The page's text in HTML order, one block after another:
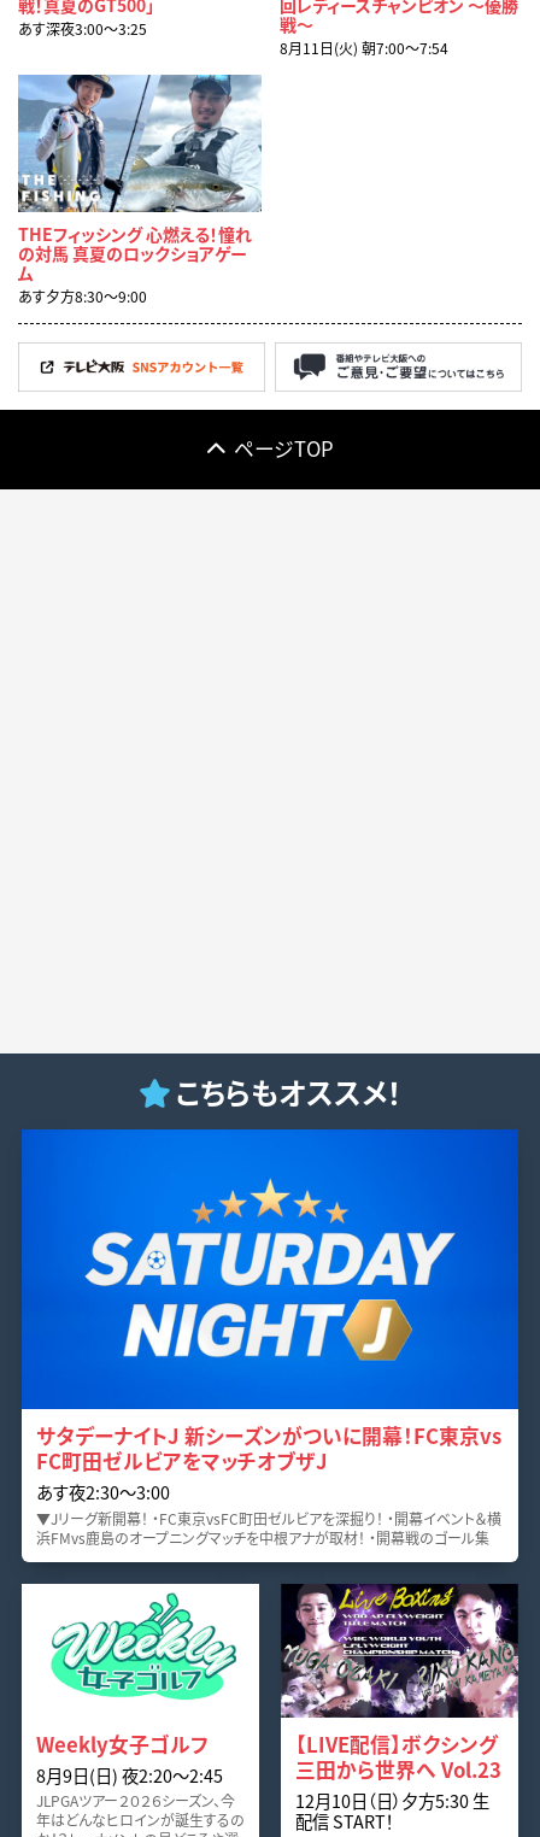
戦！真夏のGT500」
あす深夜3:00〜3:25
回レディースチャンピオン ～優勝
戦～
8月11日(火) 朝7:00〜7:54
THEフィッシング 心燃える！憧れ
の対馬 真夏のロックショアゲー
ム
あす夕方8:30〜9:00
ページTOP
こちらもオススメ！
サタデーナイトJ 新シーズンがついに開幕！FC東京vs
FC町田ゼルビアをマッチオブザJ
あす夜2:30〜3:00
▼Jリーグ新開幕！ ・FC東京vsFC町田ゼルビアを深掘り！ ・開幕イベント＆横
浜FMvs鹿島のオープニングマッチを中根アナが取材！ ・開幕戦のゴール集
Weekly女子ゴルフ
8月9日(日) 夜2:20〜2:45
JLPGAツアー２０２６シーズン、今
年はどんなヒロインが誕生するの
【LIVE配信】ボクシング
三田から世界へ Vol.23
12月10日（日）夕方5:30 生
配信 START！